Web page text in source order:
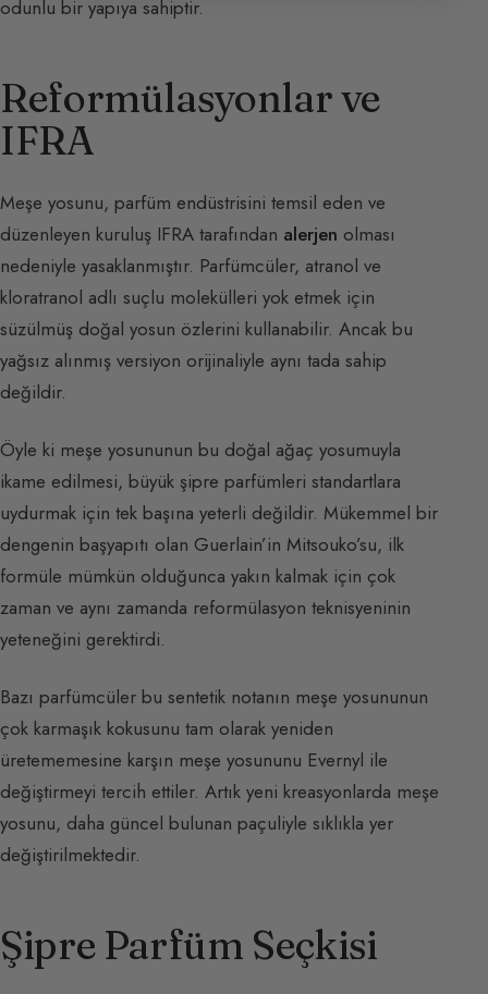
odunlu bir yapıya sahiptir.
Reformülasyonlar ve
IFRA
Meşe yosunu, parfüm endüstrisini temsil eden ve
düzenleyen kuruluş IFRA tarafından alerjen olması
nedeniyle yasaklanmıştır. Parfümcüler, atranol ve
kloratranol adlı suçlu molekülleri yok etmek için
süzülmüş doğal yosun özlerini kullanabilir. Ancak bu
yağsız alınmış versiyon orijinaliyle aynı tada sahip
değildir.
Öyle ki meşe yosununun bu doğal ağaç yosumuyla
ikame edilmesi, büyük şipre parfümleri standartlara
uydurmak için tek başına yeterli değildir. Mükemmel bir
dengenin başyapıtı olan Guerlain’in Mitsouko’su, ilk
formüle mümkün olduğunca yakın kalmak için çok
zaman ve aynı zamanda reformülasyon teknisyeninin
yeteneğini gerektirdi.
Bazı parfümcüler bu sentetik notanın meşe yosununun
çok karmaşık kokusunu tam olarak yeniden
üretememesine karşın meşe yosununu Evernyl ile
değiştirmeyi tercih ettiler. Artık yeni kreasyonlarda meşe
yosunu, daha güncel bulunan paçuliyle sıklıkla yer
değiştirilmektedir.
Şipre Parfüm Seçkisi